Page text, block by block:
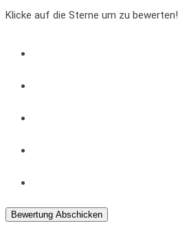
Klicke auf die Sterne um zu bewerten!
Bewertung Abschicken